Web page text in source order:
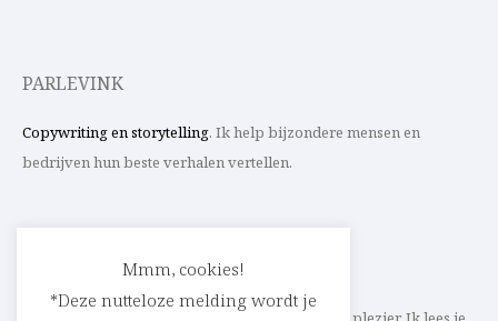
PARLEVINK
Copywriting en storytelling. Ik help bijzondere mensen en
bedrijven hun beste verhalen vertellen.
Mmm, cookies!
*Deze nutteloze melding wordt je